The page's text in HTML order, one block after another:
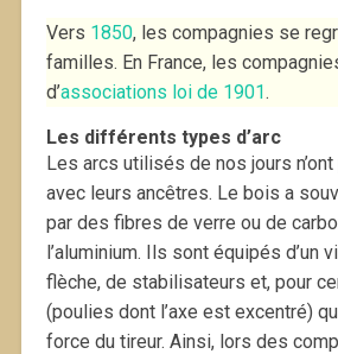
Vers 1850, les compagnies se
familles. En France, les
d’associations loi de 1901.
Les différents types d’arc
Les arcs utilisés de nos jours
avec leurs ancêtres. Le bois a
par des fibres de verre ou de
l’aluminium. Ils sont équipés d’un
flèche, de stabilisateurs et, pour
(poulies dont l’axe est excentré)
force du tireur. Ainsi, lors des